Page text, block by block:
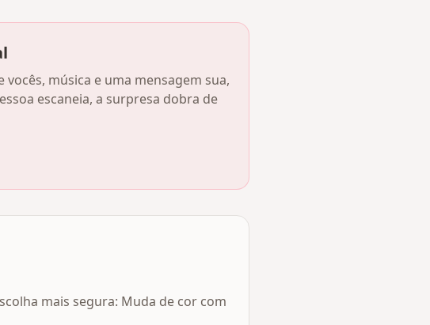
música e uma mensagem sua,
escaneia, a surpresa dobra de
mais segura: Muda de cor com